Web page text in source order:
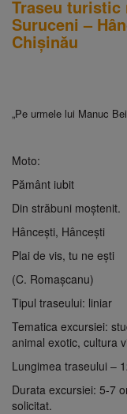
Traseu turistic
Suruceni –
Chișinău
„Pe urmele lui Manuc
Moto:
Pământ iubit
Din străbuni moștenit.
Hâncești, Hâncești
Plai de vis, tu ne ești
(C. Romașcanu)
Tipul traseului: liniar
Tematica excursiei:
animal exotic, cultura
Lungimea traseului –
Durata excursiei: 5-7
solicitat.